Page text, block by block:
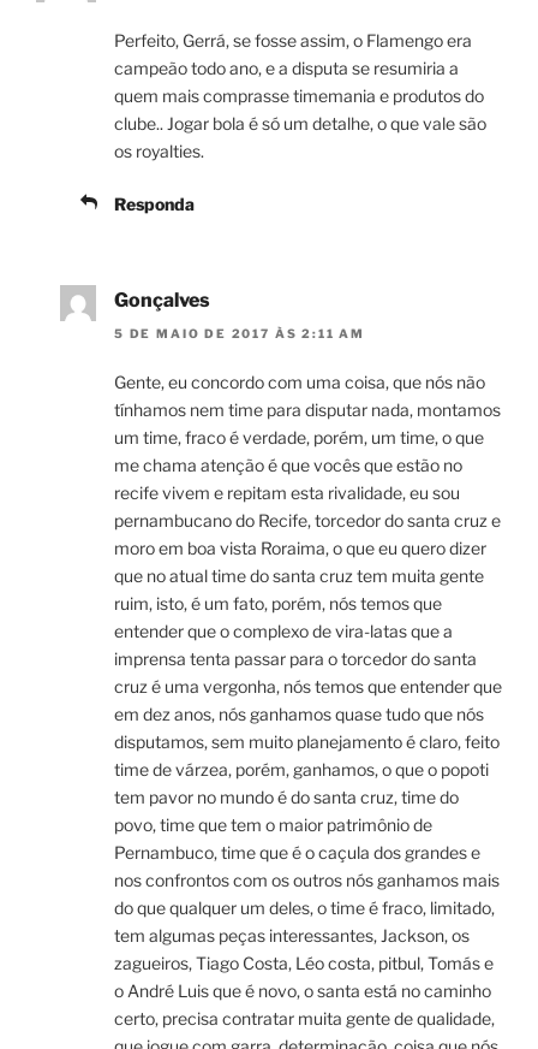
Perfeito, Gerrá, se fosse assim, o Flamengo era
campeão todo ano, e a disputa se resumiria a
quem mais comprasse timemania e produtos do
clube.. Jogar bola é só um detalhe, o que vale são
os royalties.
Responda
Gonçalves
5 DE MAIO DE 2017 ÀS 2:11 AM
Gente, eu concordo com uma coisa, que nós não
tínhamos nem time para disputar nada, montamos
um time, fraco é verdade, porém, um time, o que
me chama atenção é que vocês que estão no
recife vivem e repitam esta rivalidade, eu sou
pernambucano do Recife, torcedor do santa cruz e
moro em boa vista Roraima, o que eu quero dizer
que no atual time do santa cruz tem muita gente
ruim, isto, é um fato, porém, nós temos que
entender que o complexo de vira-latas que a
imprensa tenta passar para o torcedor do santa
cruz é uma vergonha, nós temos que entender que
em dez anos, nós ganhamos quase tudo que nós
disputamos, sem muito planejamento é claro, feito
time de várzea, porém, ganhamos, o que o popoti
tem pavor no mundo é do santa cruz, time do
povo, time que tem o maior patrimônio de
Pernambuco, time que é o caçula dos grandes e
nos confrontos com os outros nós ganhamos mais
do que qualquer um deles, o time é fraco, limitado,
tem algumas peças interessantes, Jackson, os
zagueiros, Tiago Costa, Léo costa, pitbul, Tomás e
o André Luis que é novo, o santa está no caminho
certo, precisa contratar muita gente de qualidade,